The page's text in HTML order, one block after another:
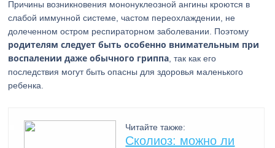
Причины возникновения мононуклеозной ангины кроются в
слабой иммунной системе, частом переохлаждении, не
долеченном остром респираторном заболевании. Поэтому
родителям следует быть особенно внимательным при
воспалении даже обычного гриппа , так как его
последствия могут быть опасны для здоровья маленького
ребенка.
Читайте также:
Сколиоз: можно ли